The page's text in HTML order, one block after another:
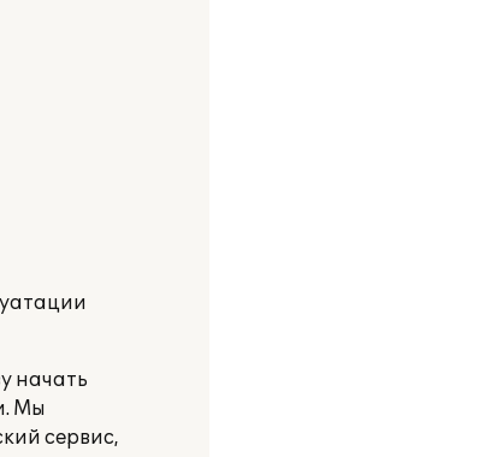
начать
Мы
сервис,